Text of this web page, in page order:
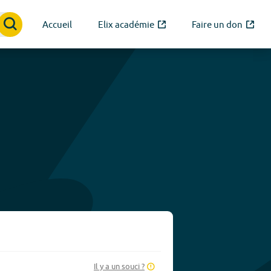
Accueil Elix académie Faire un don
Il y a un souci ?